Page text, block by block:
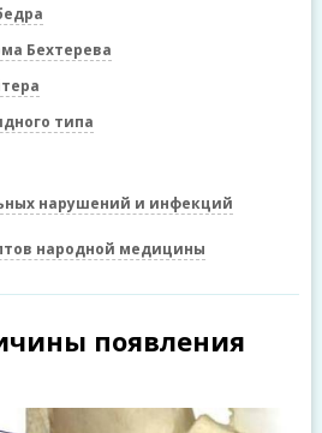
Бехтерева
типа
нарушений и инфекций
народной медицины
появления